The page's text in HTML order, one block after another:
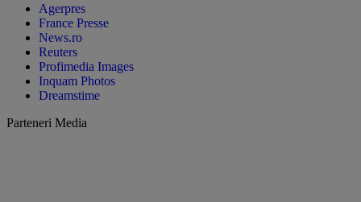
Agerpres
France Presse
News.ro
Reuters
Profimedia Images
Inquam Photos
Dreamstime
Parteneri Media